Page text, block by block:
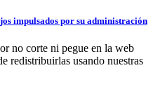
impulsados por su administración
no corte ni pegue en la web
redistribuirlas usando nuestras